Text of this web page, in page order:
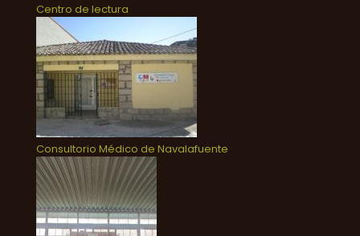
Centro de lectura
Consultorio Médico de Navalafuente